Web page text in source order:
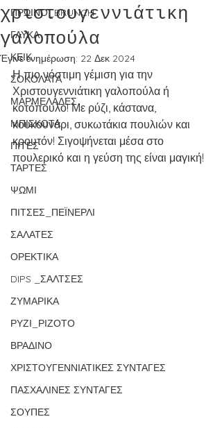
ΠΡΩΙΝΟ_BRUNCH
ΓΛΥΚΑ
ΚΕΙΚ
ΣΟΚΟΛΑΤΑ
ΜΑΡΜΕΛΑΔΕΣ
ΜΠΙΣΚΟΤΑ
ΠΙΤΕΣ
ΤΑΡΤΕΣ
ΨΩΜΙ
ΠΙΤΣΕΣ_ΠΕΪΝΕΡΛΙ
ΣΑΛΑΤΕΣ
ΟΡΕΚΤΙΚΑ
DIPS _ΣΑΛΤΣΕΣ
ΖΥΜΑΡΙΚΑ
ΡΥΖΙ_ΡΙΖΟΤΟ
ΒΡΑΔΙΝΟ
ΧΡΙΣΤΟΥΓΕΝΝΙΑΤΙΚΕΣ ΣΥΝΤΑΓΕΣ
ΠΑΣΧΑΛΙΝΕΣ ΣΥΝΤΑΓΕΣ
ΣΟΥΠΕΣ
χριστουγεννιάτικη
γαλοπούλα
Έγινε ενημέρωση: 22 Δεκ 2024
Η πιο νόστιμη γέμιση για την
Χριστουγεννιάτικη γαλοπούλα ή
κοτόπουλο! Με ρύζι, κάστανα,
κουκουνάρι, συκωτάκια πουλιών και
κρουτόν! Σιγοψήνεται μέσα στο
πουλερικό και η γεύση της είναι μαγική!